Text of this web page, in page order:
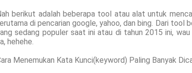
berikut adalah beberapa tool atau alat untuk
di pencarian google, yahoo, dan bing. Dari tool
sedang populer saat ini atau di tahun 2015 ini,
hehehe.
Menemukan Kata Kunci(keyword) Paling Banyak